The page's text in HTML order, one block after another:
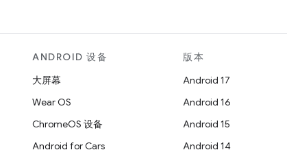
ANDROID 设备
大屏幕
Wear OS
ChromeOS 设备
Android for Cars
版本
Android 17
Android 16
Android 15
Android 14